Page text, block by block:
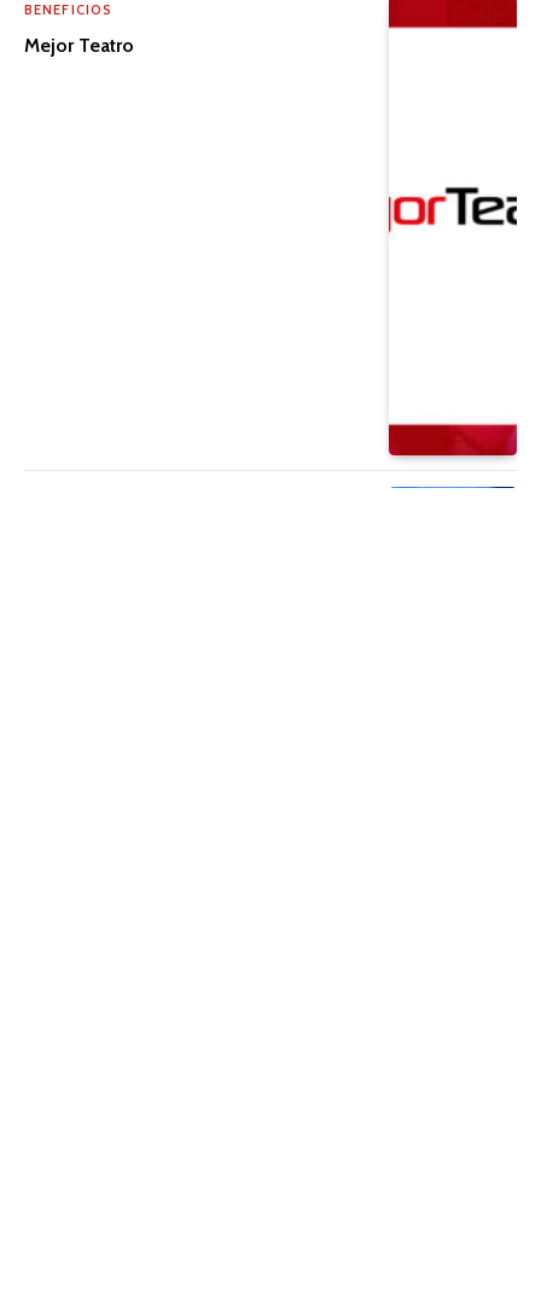
BENEFICIOS
Mejor Teatro